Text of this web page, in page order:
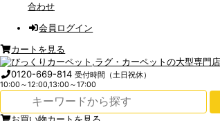
合わせ
会員ログイン
カートを見る
0120-669-814受付時間（土日祝休）
10:00～12:00,13:00～17:00